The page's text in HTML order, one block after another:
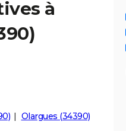
à
Olargues (34390)